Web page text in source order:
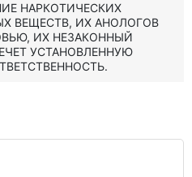
НАРКОТИЧЕСКИХ
ВЕЩЕСТВ, ИХ АНОЛОГОВ
ИХ НЕЗАКОННЫЙ
УСТАНОВЛЕННУЮ